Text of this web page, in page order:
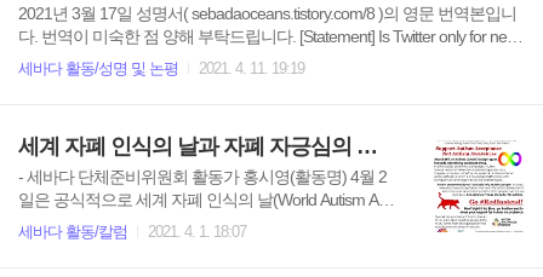
세요. 저는 글쓰는 직장인 이응상입니다. 필명 겸 닉네임은 Blueman이고, 5
년 전부터 치킨집에서 일하며 틈틈이 글을 쓰고 있습니다. 익명 B: 30대의
2021년 3월 17일 성명서( sebadaoceans.tistory.com/8 )의 영문 번역본입니
다. 번역이 미숙한 점 양해 부탁드립니다. [Statement] Is Twitter only for neur
otypical people? - Sanctions against hate speech against neurodiversity On F
ebruary 11, 2021, when a neurodiversity comrade raised the issue of a traffic
세바다 활동/성명 및 논평 2021. 4. 11. 19:19
세계 자폐 인식의 날과 자폐 자긍심의 날 이야기
- 세바다 단체준비위원회 활동가 홍시영(활동명) 4월 2
일은 공식적으로 세계 자폐 인식의 날(World Autism Aw
areness Day)입니다. 그러나 이것은 오티즘스픽스를 비
롯한 비당사자들이 정한 날입니다. 초기 목적은 자폐에
세바다 활동/칼럼 2021. 4. 1. 18:07